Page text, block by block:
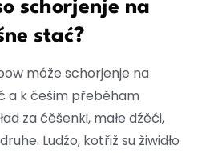
schorjenje na
stać?
móže schorjenje na
a k ćešim přeběham
za ćěšenki, małe dźěći,
Ludźo, kotřiž su žiwidło